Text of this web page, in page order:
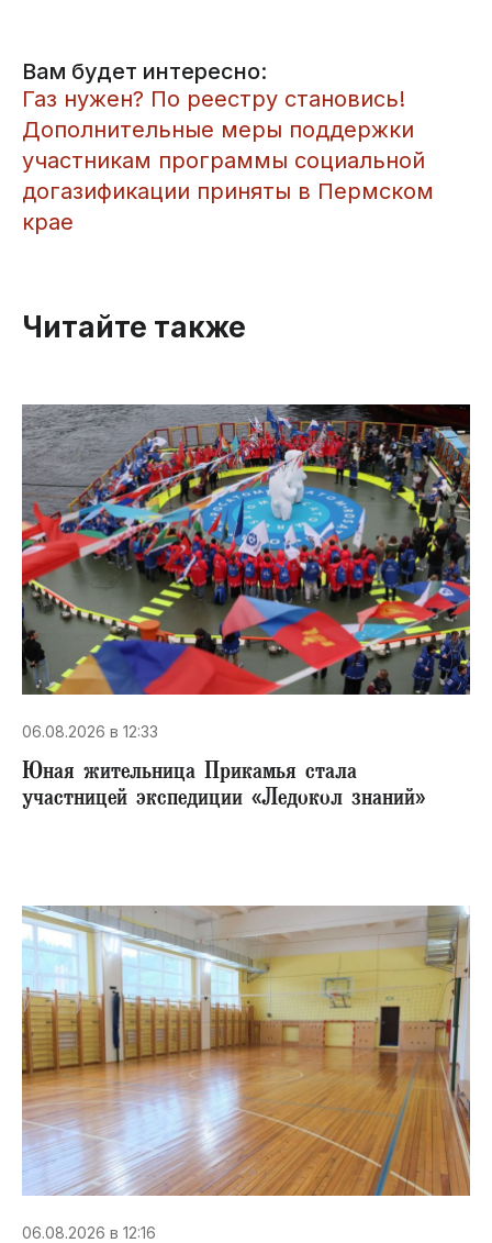
Вам будет интересно:
Газ нужен? По реестру становись!
Дополнительные меры поддержки
участникам программы социальной
догазификации приняты в Пермском
крае
Читайте также
06.08.2026 в 12:33
Юная жительница Прикамья стала
участницей экспедиции «Ледокол знаний»
06.08.2026 в 12:16